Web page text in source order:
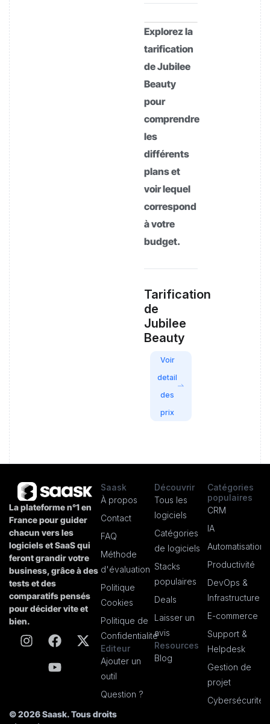
Explorez la
tarification
de Jubilee
Beauty
pour
comprendre
les
différents
plans et
voir lequel
correspond
à votre
budget.
Tarification
de
Jubilee
Beauty
Voir
detail
des
prix
La plateforme n°1 en
France pour guider
chacun vers les
logiciels et SaaS qui
feront grandir votre
business, grâce à des
tests et des
comparatifs pensés
pour décider vite et
bien.
Saask
À propos
Contact
FAQ
Méthode
d'évaluation
Politique
Cookies
Politique de
Confidentialité
Editeur
Ajouter un
outil
Question ?
Découvrir
Tous les
logiciels
Catégories
de logiciels
Stacks
populaires
Deals
Laisser un
avis
Resources
Blog
Catégories
populaires
CRM
IA
Automatisation
Productivité
DevOps &
Infrastructure
E-commerce
Support &
Helpdesk
Gestion de
projet
Cybersécurité
© 2026 Saask. Tous droits